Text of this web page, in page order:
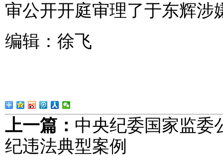
审公开开庭审理了于东辉涉
编辑：徐飞
上一篇： 中央纪委国家监委
纪违法典型案例